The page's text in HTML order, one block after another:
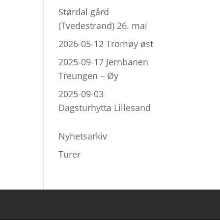
Størdal gård
(Tvedestrand) 26. mai
2026-05-12 Tromøy øst
2025-09-17 Jernbanen
Treungen – Øy
2025-09-03
Dagsturhytta Lillesand
Nyhetsarkiv
Turer